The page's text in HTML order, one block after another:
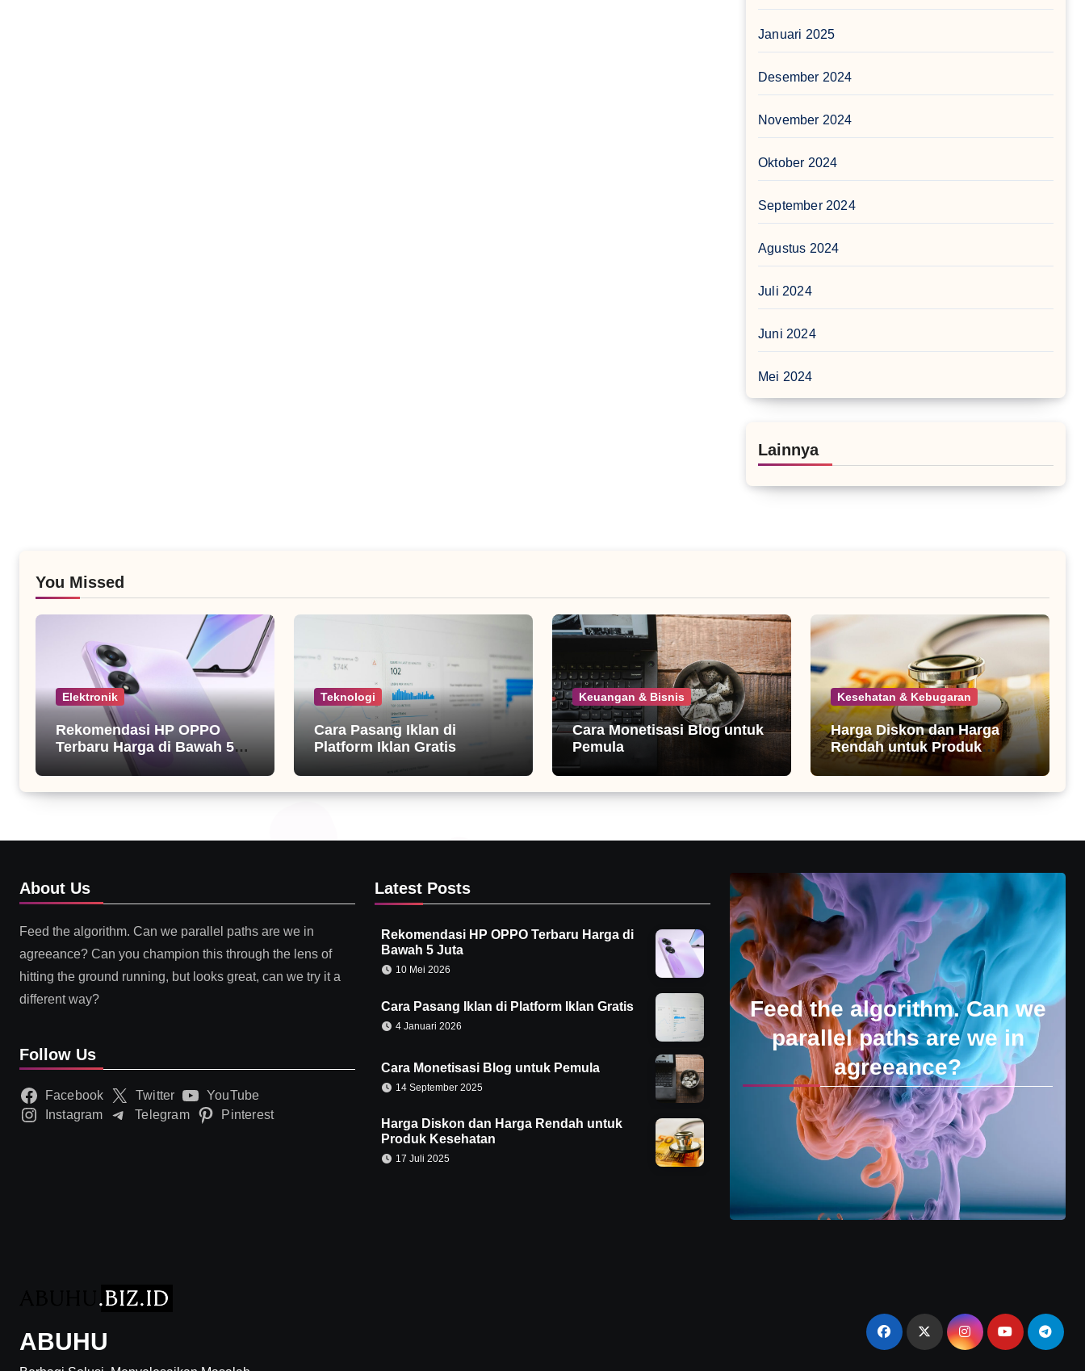
Januari 2025
Desember 2024
November 2024
Oktober 2024
September 2024
Agustus 2024
Juli 2024
Juni 2024
Mei 2024
Lainnya
You Missed
Elektronik
Rekomendasi HP OPPO
Terbaru Harga di Bawah 5
Teknologi
Cara Pasang Iklan di
Platform Iklan Gratis
Keuangan & Bisnis
Cara Monetisasi Blog untuk
Pemula
Kesehatan & Kebugaran
Harga Diskon dan Harga
Rendah untuk Produk
Kesehatan
About Us
Feed the algorithm. Can we parallel paths are we in
agreeance? Can you champion this through the lens of
hitting the ground running, but looks great, can we try it a
different way?
Follow Us
Facebook Twitter
YouTube
Instagram
Telegram Pinterest
Latest Posts
Rekomendasi HP OPPO Terbaru Harga di
Bawah 5 Juta
10 Mei 2026
Cara Pasang Iklan di Platform Iklan Gratis
4 Januari 2026
Cara Monetisasi Blog untuk Pemula
14 September 2025
Harga Diskon dan Harga Rendah untuk
Produk Kesehatan
17 Juli 2025
Feed the algorithm. Can we
parallel paths are we in
agreeance?
ABUHU